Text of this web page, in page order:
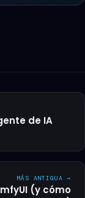
de IA
MÁS ANTIGUA →
(y cómo